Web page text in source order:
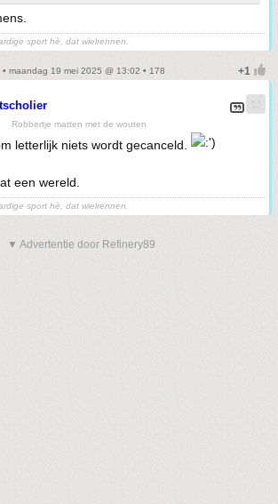
sport hè, dat wielrennen.
• maandag 19 mei 2025 @ 13:02 • 178
Robbertje matten met de wouten
letterlijk niets wordt gecanceld.
een wereld.
sport hè, dat wielrennen.
▼ Advertentie door Refinery89